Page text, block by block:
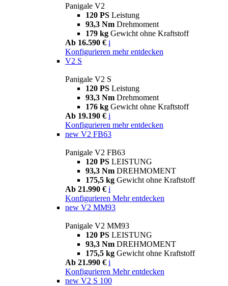
Panigale V2
120 PS Leistung
93,3 Nm Drehmoment
179 kg Gewicht ohne Kraftstoff
Ab 16.590 € i
Konfigurieren mehr entdecken
V2 S
Panigale V2 S
120 PS Leistung
93,3 Nm Drehmoment
176 kg Gewicht ohne Kraftstoff
Ab 19.190 € i
Konfigurieren mehr entdecken
new V2 FB63
Panigale V2 FB63
120 PS LEISTUNG
93,3 Nm DREHMOMENT
175,5 kg Gewicht ohne Kraftstoff
Ab 21.990 € i
Konfigurieren Mehr entdecken
new V2 MM93
Panigale V2 MM93
120 PS LEISTUNG
93,3 Nm DREHMOMENT
175,5 kg Gewicht ohne Kraftstoff
Ab 21.990 € i
Konfigurieren Mehr entdecken
new V2 S 100